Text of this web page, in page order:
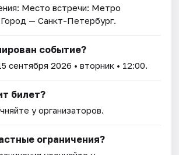
Место встречи: Метро
Город — Санкт-Петербург.
событие?
сентября 2026 • вторник • 12:00.
билет?
у организаторов.
ограничения?